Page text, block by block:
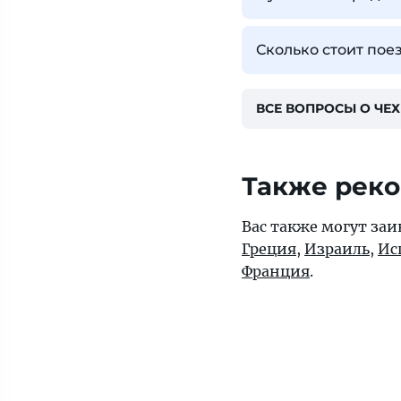
Сколько стоит
ВСЕ ВОПРОСЫ О
Также
Вас также могут
Греция, Израиль,
Франция.